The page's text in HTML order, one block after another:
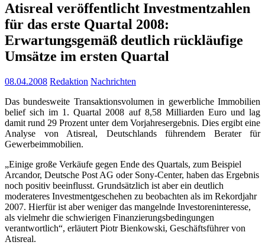
Atisreal veröffentlicht Investmentzahlen
für das erste Quartal 2008:
Erwartungsgemäß deutlich rückläufige
Umsätze im ersten Quartal
08.04.2008 Redaktion Nachrichten
Das bundesweite Transaktionsvolumen in gewerbliche Immobilien
belief sich im 1. Quartal 2008 auf 8,58 Milliarden Euro und lag
damit rund 29 Prozent unter dem Vorjahresergebnis. Dies ergibt eine
Analyse von Atisreal, Deutschlands führendem Berater für
Gewerbeimmobilien.
„Einige große Verkäufe gegen Ende des Quartals, zum Beispiel
Arcandor, Deutsche Post AG oder Sony-Center, haben das Ergebnis
noch positiv beeinflusst. Grundsätzlich ist aber ein deutlich
moderateres Investmentgeschehen zu beobachten als im Rekordjahr
2007. Hierfür ist aber weniger das mangelnde Investoreninteresse,
als vielmehr die schwierigen Finanzierungsbedingungen
verantwortlich“, erläutert Piotr Bienkowski, Geschäftsführer von
Atisreal.